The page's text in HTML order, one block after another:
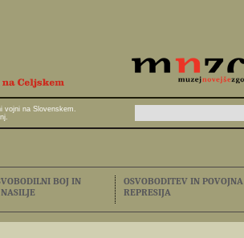
vojni na Slovenskem.
BOJ IN
OSVOBODITEV IN POVOJNA
REPRESIJA